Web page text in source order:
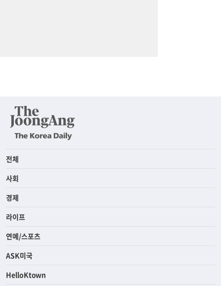
전체
사회
경제
라이프
연예/스포츠
ASK미국